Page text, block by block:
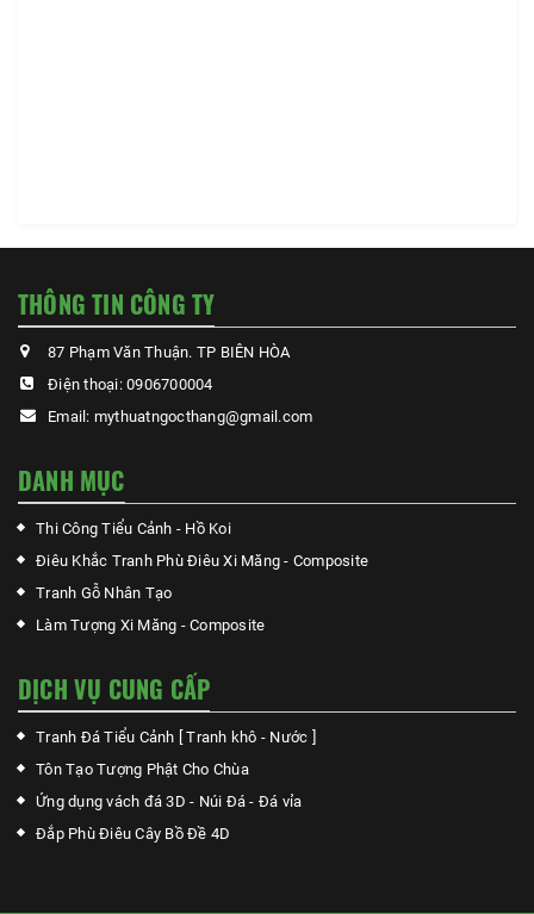
THÔNG TIN CÔNG TY
87 Phạm Văn Thuận. TP BIÊN HÒA
Điện thoại: 0906700004
Email: mythuatngocthang@gmail.com
DANH MỤC
Thi Công Tiểu Cảnh - Hồ Koi
Điêu Khắc Tranh Phù Điêu Xi Măng - Composite
Tranh Gỗ Nhân Tạo
Làm Tượng Xi Măng - Composite
DỊCH VỤ CUNG CẤP
Tranh Đá Tiểu Cảnh [ Tranh khô - Nước ]
Tôn Tạo Tượng Phật Cho Chùa
Ứng dụng vách đá 3D - Núi Đá - Đá vỉa
Đắp Phù Điêu Cây Bồ Đề 4D